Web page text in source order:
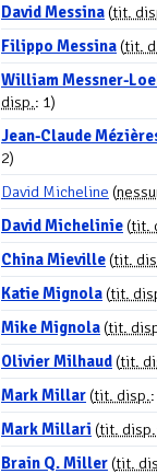
David Messina(tit.
Filippo Messina(tit.
William Messner-
disp.: 1)
Jean-Claude
2)
David Micheline (
David Michelinie(tit.
China Mieville(tit.
Katie Mignola(tit.
Mike Mignola(tit.
Olivier Milhaud(tit.
Mark Millar(tit. disp.
Mark Millari (tit. disp.
Brain Q. Miller(tit.